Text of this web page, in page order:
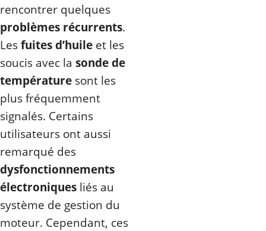
rencontrer quelques
problèmes récurrents.
Lesfuites d’huile et les
soucis avec la sonde de
température sont les
plus fréquemment
signalés. Certains
utilisateurs ont aussi
remarqué des
dysfonctionnements
électroniques liés au
système de gestion du
moteur. Cependant, ces